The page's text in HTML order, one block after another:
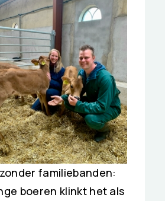
familiebanden:
boeren klinkt het als